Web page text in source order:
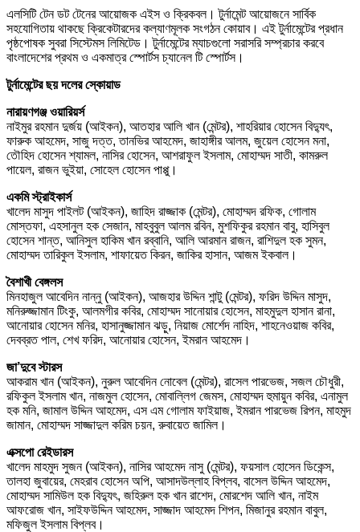
এলসিটি টেন ডট টেনের আয়োজক এইস ও ক্রিকবল। টুর্নামেন্ট আয়োজনে সার্বিক
সহযোগিতায় থাকছে ক্রিকেটারদের কল্যাণমূলক সংগঠন কোয়াব। এই টুর্নামেন্টের প্রধান
পৃষ্ঠপোষক সুবরা সিস্টেমস লিমিটেড। টুর্নামেন্টের ম্যাচগুলো সরাসরি সম্প্রচার করবে
বাংলাদেশের প্রথম ও একমাত্র স্পোর্টস চ্যানেল টি স্পোর্টস।
টুর্নামেন্টের ছয় দলের স্কোয়াড
নারায়ণগঞ্জ ওয়ারিয়র্স
নাইমুর রহমান দুর্জয় (আইকন), আতহার আলি খান (মেন্টর), শাহরিয়ার হোসেন বিদ্যুৎ,
ফারুক আহমেদ, সাজু দত্ত, তানভির আহমেদ, জাহাঙ্গীর আলম, জুয়েল হোসেন মনা,
তৌহিদ হোসেন শ্যামল, নাসির হোসেন, আশরাফুল ইসলাম, মোহাম্মদ সাতী, কামরুল
পায়েল, রাজন ভুইয়া, সোহেল হোসেন পাপ্পু।
একমি স্ট্রাইকার্স
খালেদ মাসুদ পাইলট (আইকন), জাহিদ রাজ্জাক (মেন্টর), মোহাম্মদ রফিক, গোলাম
মোস্তফা, এহসানুল হক সেজান, মাহবুবুল আলম রবিন, মুশফিকুর রহমান বাবু, হাসিবুল
হোসেন শান্ত, আনিসুল হাকিম খান রব্বানি, আলি আরমান রাজন, রাশিদুল হক সুমন,
মোহাম্মদ তারিকুল ইসলাম, শাফায়েত কিরন, জাকির হাসান, আজম ইকবাল।
বৈশাখী বেঙ্গলস
মিনহাজুল আবেদিন নান্নু (আইকন), আজহার উদ্দিন শান্টু (মেন্টর), ফরিদ উদ্দিন মাসুদ,
মনিরুজ্জামান টিংকু, আলমগীর কবির, মোহাম্মদ সানোয়ার হোসেন, মাহমুদুল হাসান রানা,
আনোয়ার হোসেন মনির, হাসানুজ্জামান ঝড়ু, নিয়াজ মোর্শেদ নাহিদ, শাহনেওয়াজ কবির,
দেবব্রত পাল, শেখ ফরিদ, আনোয়ার হোসেন, ইমরান আহমেদ।
জা’দুবে স্টারস
আকরাম খান (আইকন), নুরুল আবেদিন নোবেল (মেন্টর), রাসেল পারভেজ, সজল চৌধুরী,
রফিকুল ইসলাম খান, নাজমুল হোসেন, মোবাল্লিগ জেমস, মোহাম্মদ হুমায়ুন কবির, এনামুল
হক মনি, জামাল উদ্দিন আহমেদ, এস এম গোলাম ফাইয়াজ, ইমরান পারভেজ রিপন, মাহমুদ
জামান, মোহাম্মদ সাজ্জাদুল করিম চয়ন, রুবায়েত জামিল।
এক্সপো রেইডারস
খালেদ মাহমুদ সুজন (আইকন), নাসির আহমেদ নাসু (মেন্টর), ফয়সাল হোসেন ডিকেন্স,
তালহা জুবায়ের, মেহরাব হোসেন অপি, আসাদউল্লাহ বিপ্লব, বাসেল উদ্দিন আহমেদ,
মোহাম্মদ সামিউল হক বিদ্যুৎ, জহিরুল হক খান রাশেদ, মোরশেদ আলি খান, নাইম
আফরোজ খান, সাইফউদ্দিন আহমেদ, সাজ্জাদ আহমেদ শিপন, মিজানুর রহমান বাবুল,
মফিজুল ইসলাম বিপ্লব।